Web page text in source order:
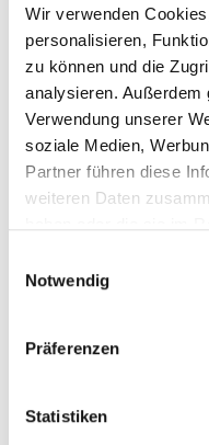
Wir verwenden
personalisieren,
zu können und die
analysieren. Außerdem
Verwendung unserer
soziale Medien,
Partner führen diese
weiteren Daten
Notwendig
Präferenzen
Statistiken
proaktive
Please update
this video.